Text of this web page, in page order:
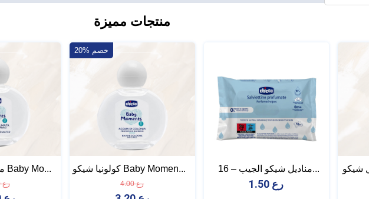
منتجات مميزة
مياه عطرية شيكو Baby Mo...
4.00 رع
20% خصم
كولونيا شيكو Baby Momen...
4.00 رع
مناديل شيكو الجيب – 16...
1.50 رع